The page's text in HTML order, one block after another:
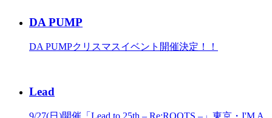
DA PUMP
DA PUMPクリスマスイベント開催決定！！
Lead